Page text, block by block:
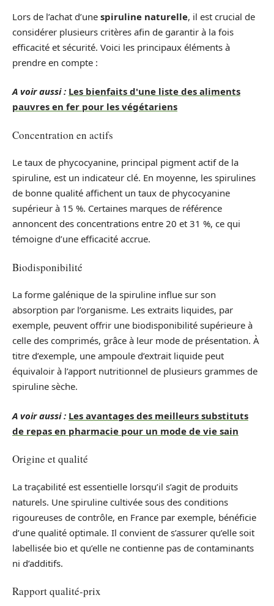
Lors de l’achat d’une spiruline naturelle, il est crucial de
considérer plusieurs critères afin de garantir à la fois
efficacité et sécurité. Voici les principaux éléments à
prendre en compte :
A voir aussi : Les bienfaits d'une liste des aliments
pauvres en fer pour les végétariens
Concentration en actifs
Le taux de phycocyanine, principal pigment actif de la
spiruline, est un indicateur clé. En moyenne, les spirulines
de bonne qualité affichent un taux de phycocyanine
supérieur à 15 %. Certaines marques de référence
annoncent des concentrations entre 20 et 31 %, ce qui
témoigne d’une efficacité accrue.
Biodisponibilité
La forme galénique de la spiruline influe sur son
absorption par l’organisme. Les extraits liquides, par
exemple, peuvent offrir une biodisponibilité supérieure à
celle des comprimés, grâce à leur mode de présentation. À
titre d’exemple, une ampoule d’extrait liquide peut
équivaloir à l’apport nutritionnel de plusieurs grammes de
spiruline sèche.
A voir aussi : Les avantages des meilleurs substituts
de repas en pharmacie pour un mode de vie sain
Origine et qualité
La traçabilité est essentielle lorsqu’il s’agit de produits
naturels. Une spiruline cultivée sous des conditions
rigoureuses de contrôle, en France par exemple, bénéficie
d’une qualité optimale. Il convient de s’assurer qu’elle soit
labellisée bio et qu’elle ne contienne pas de contaminants
ni d’additifs.
Rapport qualité-prix